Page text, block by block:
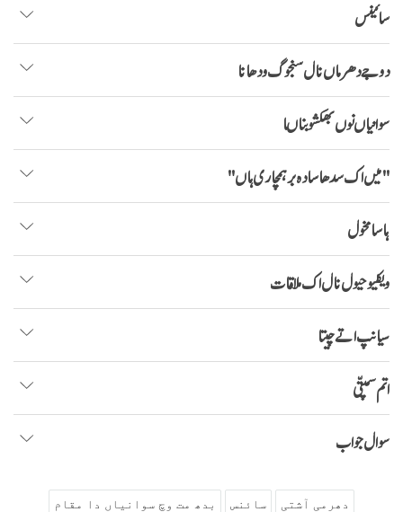
سائینس
دوجے دھرماں نال سنجوگ ودھانا
سوانیاں نوں بھکشو بناںا
"میں اک سدھا سادہ برہمچاری ہاں"
ہاسا مخول
ویکلیو حیول نال اک ملاقات
سیانپ اتے چیتا
اتم سمپتّی
سوال جواب
دھرمی آشتی سائنس بدھ مت وچ سوانیاں دا مقام